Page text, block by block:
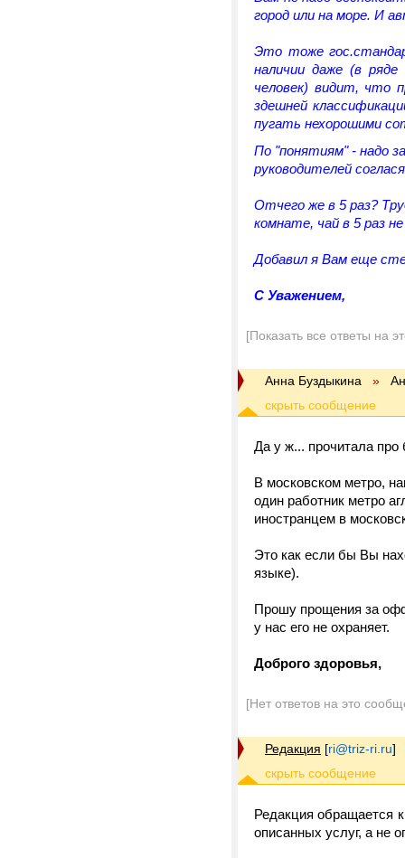
город или на море. И
Это тоже
наличии даже (в
человек) видит, что
здешней
пугать нехорошими
По "понятиям" - надо
руководителей
Отчего же в 5 раз?
комнате, чай в 5 раз
Добавил я Вам еще
C Уважением,
[Показать все ответы на
Анна Буздыкина »
Да у ж... прочитала про
В московском метро,
один работник метро
иностранцем в
Это как если бы Вы
языке).
Прошу прощения за
у нас его не охраняет.
Доброго здоровья,
[Нет ответов на это
Редакция [ri@triz-ri.ru]
Редакция обращается
описанных услуг, а не